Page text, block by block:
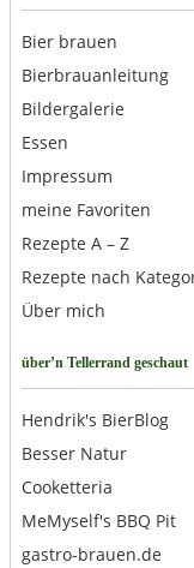
Bier brauen
Bierbrauanleitung
Bildergalerie
Essen
Impressum
meine Favoriten
Rezepte A – Z
Rezepte nach
Über mich
über’n Tellerrand geschaut
Hendrik's BierBlog
Besser Natur
Cooketteria
MeMyself's BBQ Pit
gastro-brauen.de